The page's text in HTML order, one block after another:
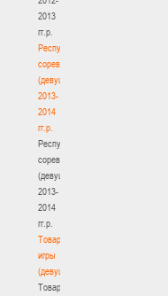
2013
гг.р.
Республиканские
соревнования
(девушки)
2013-
2014
гг.р.
Республиканские
соревнования
(девушки)
2013-
2014
гг.р.
Товарищеские
игры
(девушки)
Товарищеские